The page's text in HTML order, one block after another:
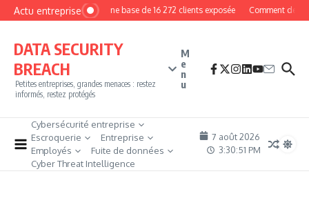
Aller au contenu
Actu entrepriseMyPhoto : une base de 16 272 clients exposée Comment
DATA SECURITY
BREACH
Petites entreprises, grandes menaces : restez
informés, restez protégés
M
e
n
u
Cybersécurité entreprise
Escroquerie
Entreprise
Employés
Fuite de données
Cyber Threat Intelligence
7 août 2026
3:30:52 PM